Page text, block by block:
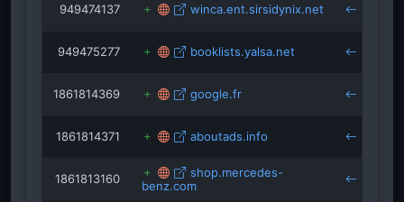
949474137 winca.ent.sirsidynix.net
949475277 booklists.yalsa.net
1861814369 google.fr
1861814371 aboutads.info
1861813160
shop.mercedes-
benz.com